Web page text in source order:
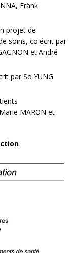
Fränk
projet de
soins, co écrit par
et André
par So YUNG
MARON et